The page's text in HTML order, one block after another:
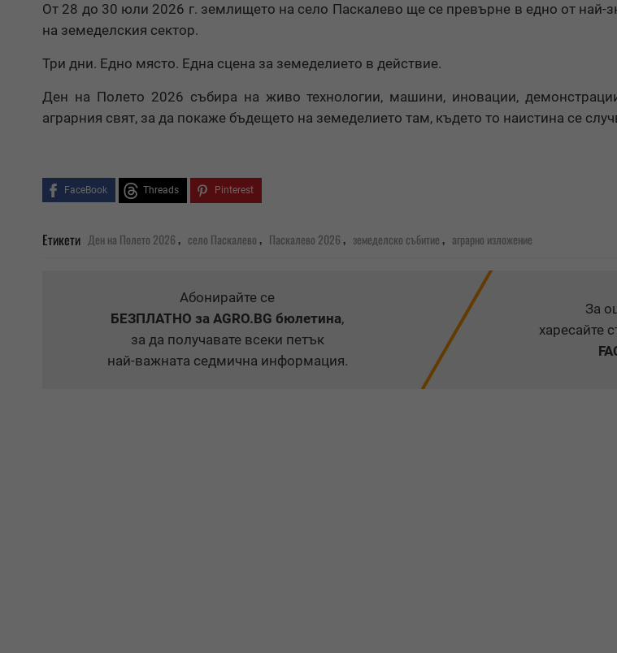
От 28 до 30 юли 2026 г. землището на село Паскалево ще се превърне в едно от най-
на земеделския сектор.
Три дни. Едно място. Една сцена за земеделието в действие.
Ден на Полето 2026 събира на живо технологии, машини, иновации,
аграрния свят, за да покаже бъдещето на земеделието там, където то наистина се
FaceBook Threads Pinterest
Етикети Ден на Полето 2026, село Паскалево, Паскалево 2026, земеделско събитие, аграрно изложение
Абонирайте се
БЕЗПЛАТНО за AGRO.BG бюлетина,
за да получавате всеки петък
най-важната седмична информация.
За
харесайте